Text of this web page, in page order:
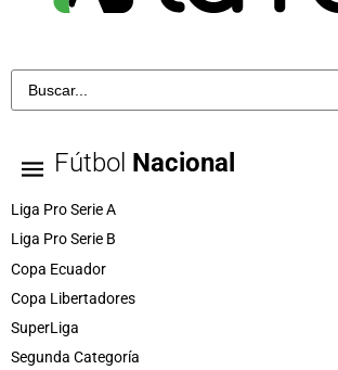
Fútbol Nacional
Liga Pro Serie A
Liga Pro Serie B
Copa Ecuador
Copa Libertadores
SuperLiga
Segunda Categoría